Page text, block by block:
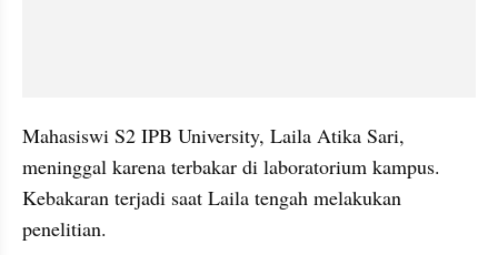
Mahasiswi S2 IPB University, Laila Atika Sari,
meninggal karena terbakar di laboratorium kampus.
Kebakaran terjadi saat Laila tengah melakukan
penelitian.